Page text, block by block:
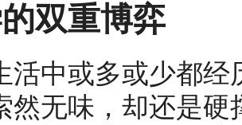
双重博弈
活中或多或少都
然无味，却还是